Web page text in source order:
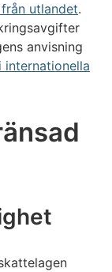
utlandet.
anvisning